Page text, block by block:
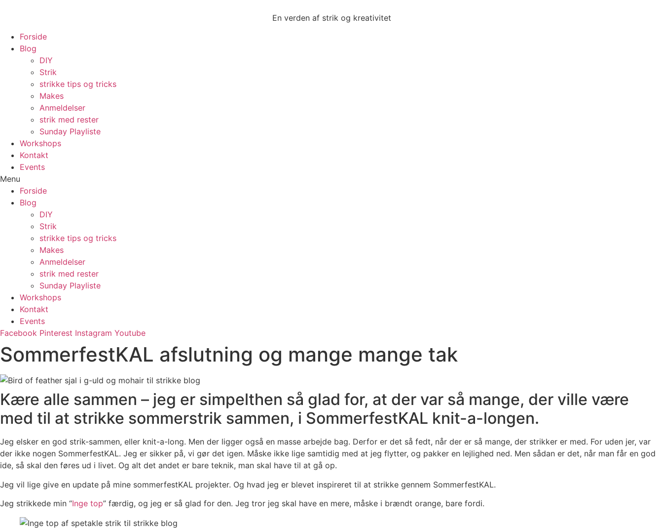
En verden af strik og kreativitet
Forside
Blog
DIY
Strik
strikke tips og tricks
Makes
Anmeldelser
strik med rester
Sunday Playliste
Workshops
Kontakt
Events
Menu
Forside
Blog
DIY
Strik
strikke tips og tricks
Makes
Anmeldelser
strik med rester
Sunday Playliste
Workshops
Kontakt
Events
Facebook Pinterest Instagram Youtube
SommerfestKAL afslutning og mange mange tak
Kære alle sammen – jeg er simpelthen så glad for, at der var så mange, der ville være
med til at strikke sommerstrik sammen, i SommerfestKAL knit-a-longen.
Jeg elsker en god strik-sammen, eller knit-a-long. Men der ligger også en masse arbejde bag. Derfor er det så fedt, når der er så mange, der strikker er med. For uden jer, var
der ikke nogen SommerfestKAL. Jeg er sikker på, vi gør det igen. Måske ikke lige samtidig med at jeg flytter, og pakker en lejlighed ned. Men sådan er det, når man får en god
ide, så skal den føres ud i livet. Og alt det andet er bare teknik, man skal have til at gå op.
Jeg vil lige give en update på mine sommerfestKAL projekter. Og hvad jeg er blevet inspireret til at strikke gennem SommerfestKAL.
Jeg strikkede min “Inge top” færdig, og jeg er så glad for den. Jeg tror jeg skal have en mere, måske i brændt orange, bare fordi.